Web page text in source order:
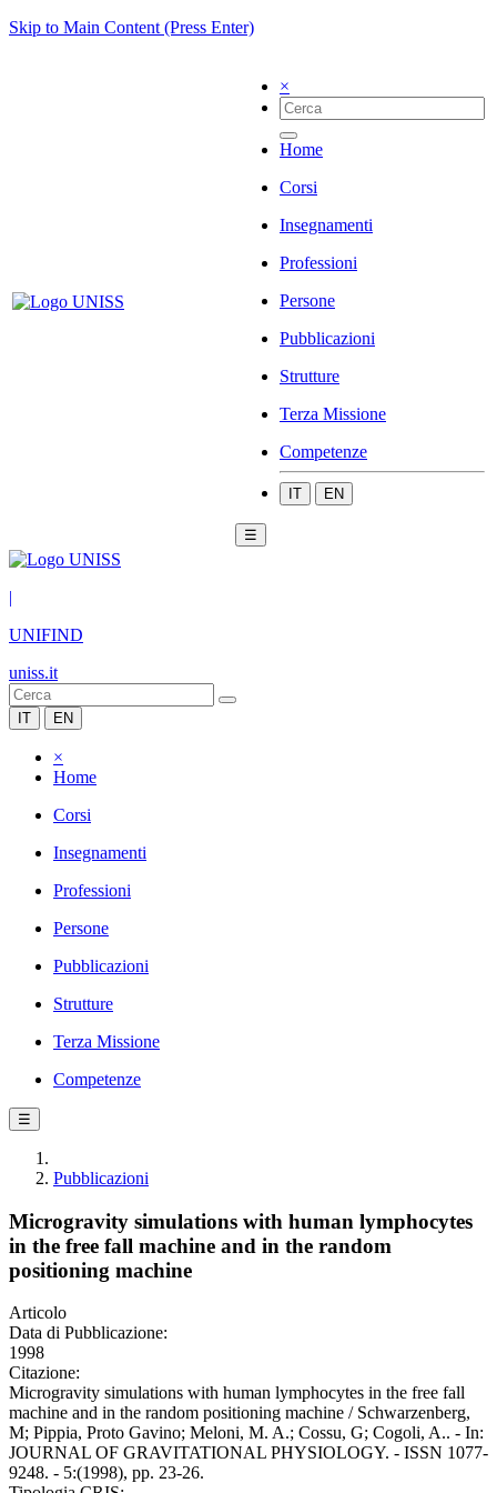
Skip to Main Content (Press Enter)
×
Home
Corsi
Insegnamenti
Professioni
Persone
Pubblicazioni
Strutture
Terza Missione
Competenze
IT EN
☰
|
UNIFIND
uniss.it
IT EN
×
Home
Corsi
Insegnamenti
Professioni
Persone
Pubblicazioni
Strutture
Terza Missione
Competenze
☰
Pubblicazioni
Microgravity simulations with human lymphocytes
in the free fall machine and in the random
positioning machine
Articolo
Data di Pubblicazione:
1998
Citazione:
Microgravity simulations with human lymphocytes in the free fall
machine and in the random positioning machine / Schwarzenberg,
M; Pippia, Proto Gavino; Meloni, M. A.; Cossu, G; Cogoli, A.. - In:
JOURNAL OF GRAVITATIONAL PHYSIOLOGY. - ISSN 1077-
9248. - 5:(1998), pp. 23-26.